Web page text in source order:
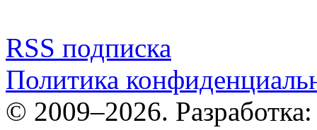
RSS подписка
Политика
© 2009–2026.